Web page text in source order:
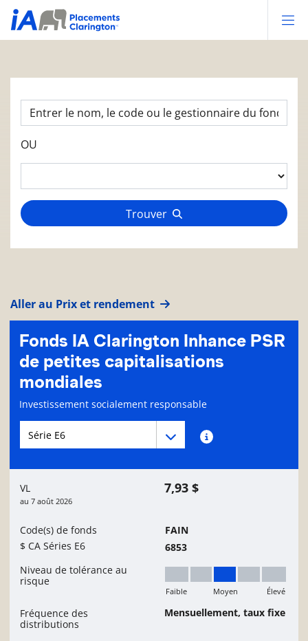
OU
Trouver
Aller au Prix et rendement
Fonds IA Clarington Inhance PSR
de petites capitalisations
mondiales
Page d'informations sur le fonds
Investissement socialement responsable
Menu déroulant des séries du Fonds
Menu déroulant des séries du Fonds
VL
au 7 août 2026
7,93 $
Code(s) de fonds
$ CA Séries E6
FAIN
6853
Niveau de tolérance au
risque
Moyen
Faible Moyen Élevé
Fréquence des
distributions
Mensuellement, taux fixe